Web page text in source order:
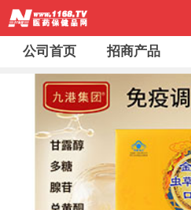
公司首页 招商产品